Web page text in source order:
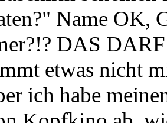
Name OK,
DAS
etwas nicht
ich habe